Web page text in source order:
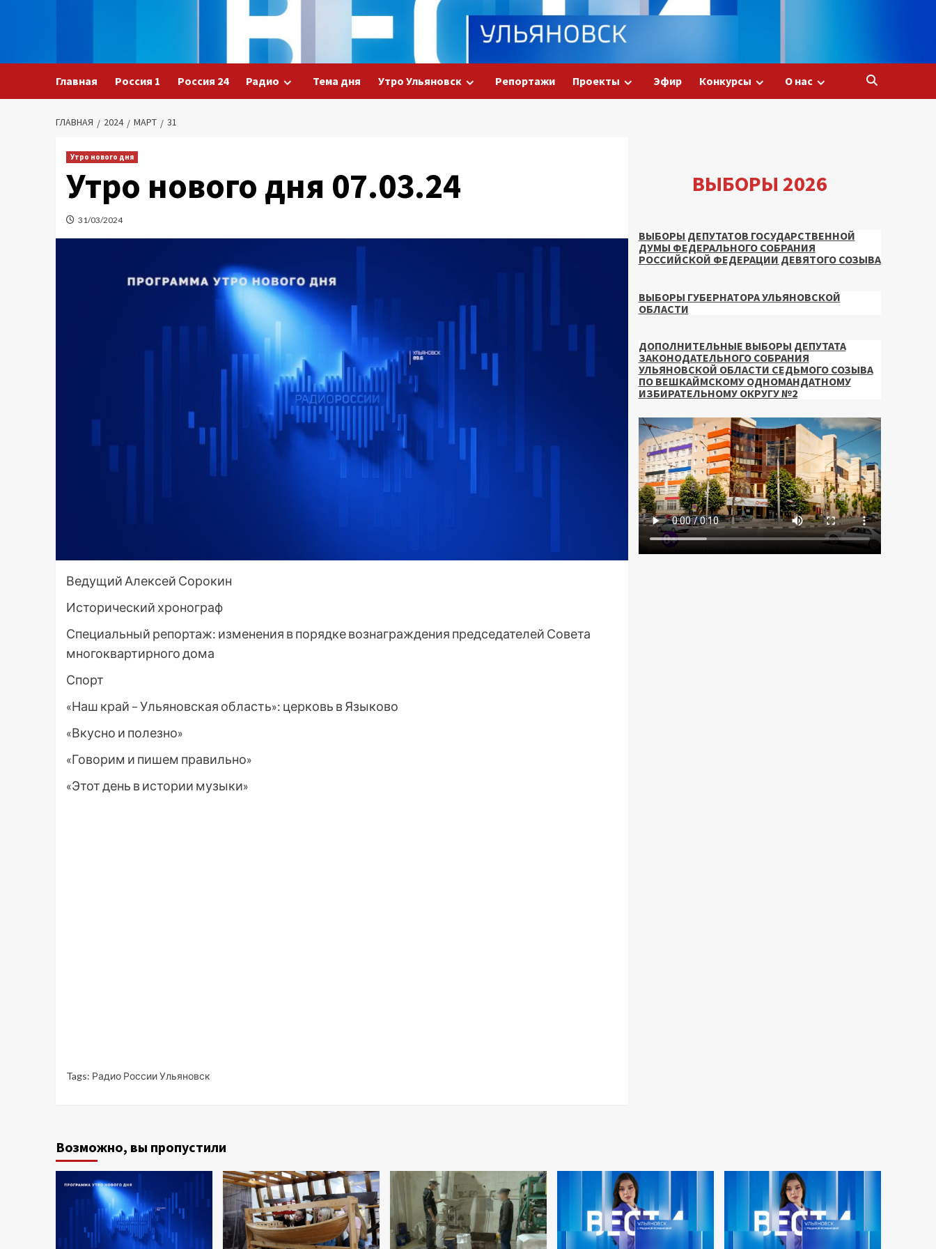
Главная Россия 1 Россия 24 Радио Тема дня Утро Ульяновск Репортажи Проекты Эфир Конкурсы О нас
ГЛАВНАЯ 2024 МАРТ 31
Утро нового дня
Утро нового дня 07.03.24
31/03/2024
Ведущий Алексей Сорокин
Исторический хронограф
Специальный репортаж: изменения в порядке вознаграждения председателей Совета
многоквартирного дома
Спорт
«Наш край – Ульяновская область»: церковь в Языково
«Вкусно и полезно»
«Говорим и пишем правильно»
«Этот день в истории музыки»
Tags: Радио России Ульяновск
ВЫБОРЫ 2026
ВЫБОРЫ ДЕПУТАТОВ ГОСУДАРСТВЕННОЙ
ДУМЫ ФЕДЕРАЛЬНОГО СОБРАНИЯ
РОССИЙСКОЙ ФЕДЕРАЦИИ ДЕВЯТОГО СОЗЫВА
ВЫБОРЫ ГУБЕРНАТОРА УЛЬЯНОВСКОЙ
ОБЛАСТИ
ДОПОЛНИТЕЛЬНЫЕ ВЫБОРЫ ДЕПУТАТА
ЗАКОНОДАТЕЛЬНОГО СОБРАНИЯ
УЛЬЯНОВСКОЙ ОБЛАСТИ СЕДЬМОГО СОЗЫВА
ПО ВЕШКАЙМСКОМУ ОДНОМАНДАТНОМУ
ИЗБИРАТЕЛЬНОМУ ОКРУГУ №2
Возможно, вы пропустили